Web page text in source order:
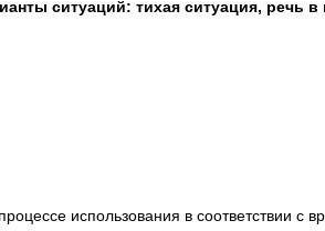
ситуаций: тихая ситуация, речь
использования в соответствии